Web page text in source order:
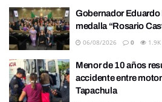
Gobernador
medalla “Rosario
06/08/2026 0 1.9K
Menor de 10 años
accidente entre
Tapachula